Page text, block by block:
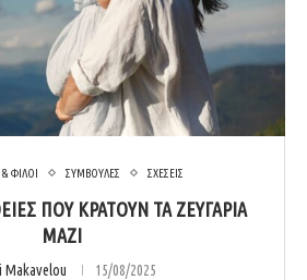
ΦΙΛΟΙ ΣΥΜΒΟΥΛΕΣ ΣΧΕΣΕΙΣ
ΠΟΥ ΚΡΑΤΟΎΝ ΤΑ ΖΕΥΓΆΡΙΑ
ΜΑΖΊ
Makavelou 15/08/2025